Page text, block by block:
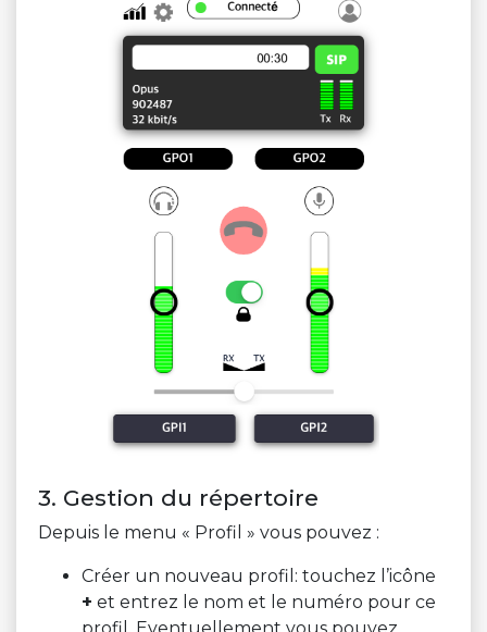
3. Gestion du répertoire
Depuis le menu « Profil » vous pouvez :
Créer un nouveau profil: touchez l’icône
+ et entrez le nom et le numéro pour ce